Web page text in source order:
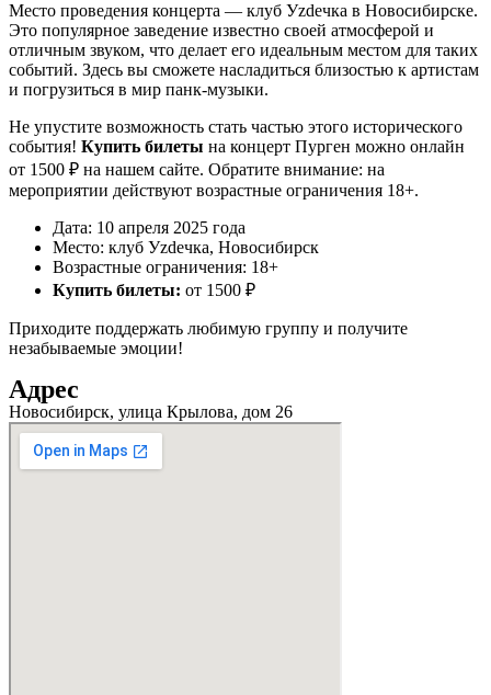
Место проведения концерта — клуб Уzdечка в Новосибирске.
Это популярное заведение известно своей атмосферой и
отличным звуком, что делает его идеальным местом для таких
событий. Здесь вы сможете насладиться близостью к артистам
и погрузиться в мир панк-музыки.
Не упустите возможность стать частью этого исторического
события! Купить билеты на концерт Пурген можно онлайн
от 1500 ₽ на нашем сайте. Обратите внимание: на
мероприятии действуют возрастные ограничения 18+.
Дата: 10 апреля 2025 года
Место: клуб Уzdечка, Новосибирск
Возрастные ограничения: 18+
Купить билеты: от 1500 ₽
Приходите поддержать любимую группу и получите
незабываемые эмоции!
Адрес
Новосибирск, улица Крылова, дом 26